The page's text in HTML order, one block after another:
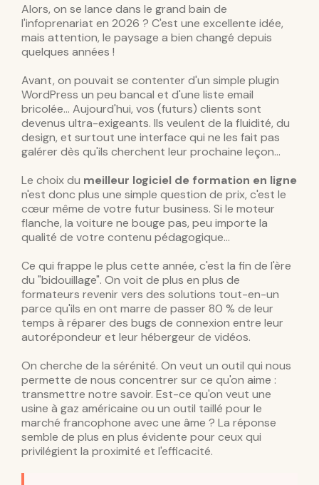
Alors, on se lance dans le grand bain de
l'infoprenariat en 2026 ? C'est une excellente idée,
mais attention, le paysage a bien changé depuis
quelques années !
Avant, on pouvait se contenter d'un simple plugin
WordPress un peu bancal et d'une liste email
bricolée... Aujourd'hui, vos (futurs) clients sont
devenus ultra-exigeants. Ils veulent de la fluidité, du
design, et surtout une interface qui ne les fait pas
galérer dès qu'ils cherchent leur prochaine leçon...
Le choix du meilleur logiciel de formation en ligne
n'est donc plus une simple question de prix, c'est le
cœur même de votre futur business. Si le moteur
flanche, la voiture ne bouge pas, peu importe la
qualité de votre contenu pédagogique...
Ce qui frappe le plus cette année, c'est la fin de l'ère
du "bidouillage". On voit de plus en plus de
formateurs revenir vers des solutions tout-en-un
parce qu'ils en ont marre de passer 80 % de leur
temps à réparer des bugs de connexion entre leur
autorépondeur et leur hébergeur de vidéos.
On cherche de la sérénité. On veut un outil qui nous
permette de nous concentrer sur ce qu'on aime :
transmettre notre savoir. Est-ce qu'on veut une
usine à gaz américaine ou un outil taillé pour le
marché francophone avec une âme ? La réponse
semble de plus en plus évidente pour ceux qui
privilégient la proximité et l'efficacité.